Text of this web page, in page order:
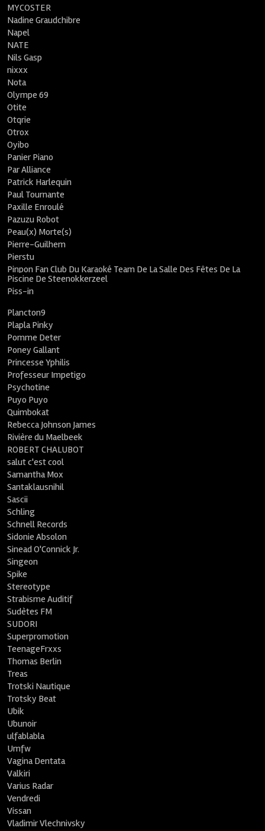
MYCOSTER
Nadine Graudchibre
Napel
NATE
Nils Gasp
nixxx
Nota
Olympe 69
Otite
Otqrie
Otrox
Oyibo
Panier Piano
Par Alliance
Patrick Harlequin
Paul Tournante
Paxille Enroulé
Pazuzu Robot
Peau(x) Morte(s)
Pierre-Guilhem
Pierstu
Pinpon Fan Club Du Karaoké Team De La Salle Des Fêtes De La
Piscine De Steenokkerzeel
Piss-in
Plancton9
Plapla Pinky
Pomme Deter
Poney Gallant
Princesse Yphilis
Professeur Impetigo
Psychotine
Puyo Puyo
Quimbokat
Rebecca Johnson James
Rivière du Maelbeek
ROBERT CHALUBOT
salut c'est cool
Samantha Mox
Santaklausnihil
Sascii
Schling
Schnell Records
Sidonie Absolon
Sinead O'Connick Jr.
Singeon
Spike
Stereotype
Strabisme Auditif
Sudètes FM
SUDORI
Superpromotion
TeenageFrxxs
Thomas Berlin
Treas
Trotski Nautique
Trotsky Beat
Ubik
Ubunoir
ulfablabla
Umfw
Vagina Dentata
Valkiri
Varius Radar
Vendredi
Vissan
Vladimir Vlechnivsky